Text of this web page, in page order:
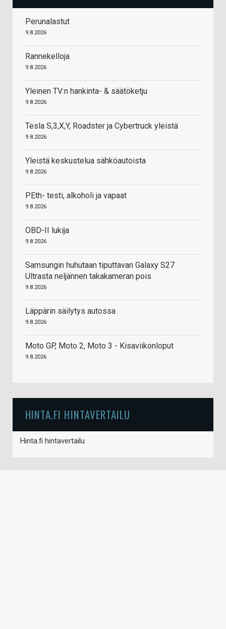
Perunalastut
9.8.2026
Rannekelloja
9.8.2026
Yleinen TV:n hankinta- & säätöketju
9.8.2026
Tesla S,3,X,Y, Roadster ja Cybertruck yleistä
9.8.2026
Yleistä keskustelua sähköautoista
9.8.2026
PEth- testi, alkoholi ja vapaat
9.8.2026
OBD-II lukija
9.8.2026
Samsungin huhutaan tiputtavan Galaxy S27
Ultrasta neljännen takakameran pois
9.8.2026
Läppärin säilytys autossa
9.8.2026
Moto GP, Moto 2, Moto 3 - Kisaviikonloput
9.8.2026
HINTA.FI HINTAVERTAILU
Hinta.fi hintavertailu